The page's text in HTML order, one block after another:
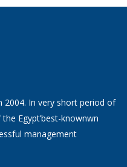
2004. In very short period of
Egypt’best-knownwn
management